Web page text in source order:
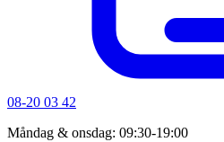
08-20 03 42
Måndag & onsdag: 09:30-19:00